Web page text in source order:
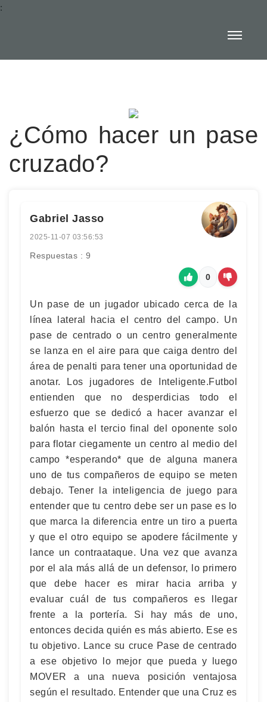
:
¿Cómo hacer un pase
cruzado?
Gabriel Jasso
2025-11-07 03:56:53
Respuestas : 9
0
Un pase de un jugador ubicado cerca de la
línea lateral hacia el centro del campo. Un
pase de centrado o un centro generalmente
se lanza en el aire para que caiga dentro del
área de penalti para tener una oportunidad de
anotar. Los jugadores de Inteligente.Futbol
entienden que no desperdicias todo el
esfuerzo que se dedicó a hacer avanzar el
balón hasta el tercio final del oponente solo
para flotar ciegamente un centro al medio del
campo *esperando* que de alguna manera
uno de tus compañeros de equipo se meten
debajo. Tener la inteligencia de juego para
entender que tu centro debe ser un pase es lo
que marca la diferencia entre un tiro a puerta
y que el otro equipo se apodere fácilmente y
lance un contraataque. Una vez que avanza
por el ala más allá de un defensor, lo primero
que debe hacer es mirar hacia arriba y
evaluar cuál de tus compañeros es llegar
frente a la portería. Si hay más de uno,
entonces decida quién es más abierto. Ese es
tu objetivo. Lance su cruce Pase de centrado
a ese objetivo lo mejor que pueda y luego
MOVER a una nueva posición ventajosa
según el resultado. Entender que una Cruz es